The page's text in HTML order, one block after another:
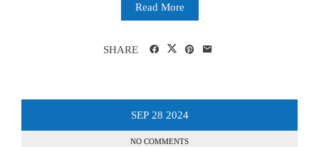
Read More
SHARE
SEP 28 2024
NO COMMENTS